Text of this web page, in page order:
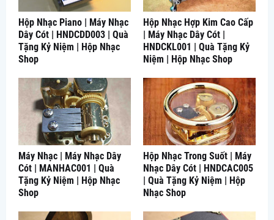
Hộp Nhạc Piano | Máy Nhạc
Dây Cót | HNDCDD003 | Quà
Tặng Kỷ Niệm | Hộp Nhạc
Shop
Hộp Nhạc Hợp Kim Cao Cấp
| Máy Nhạc Dây Cót |
HNDCKL001 | Quà Tặng Kỷ
Niệm | Hộp Nhạc Shop
Máy Nhạc | Máy Nhạc Dây
Cót | MANHAC001 | Quà
Tặng Kỷ Niệm | Hộp Nhạc
Shop
Hộp Nhạc Trong Suốt | Máy
Nhạc Dây Cót | HNDCAC005
| Quà Tặng Kỷ Niệm | Hộp
Nhạc Shop